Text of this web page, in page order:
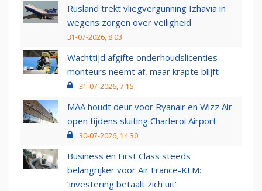
Rusland trekt vliegvergunning Izhavia in
wegens zorgen over veiligheid
31-07-2026, 8:03
Wachttijd afgifte onderhoudslicenties
monteurs neemt af, maar krapte blijft
31-07-2026, 7:15
MAA houdt deur voor Ryanair en Wizz Air
open tijdens sluiting Charleroi Airport
30-07-2026, 14:30
Business en First Class steeds
belangrijker voor Air France-KLM:
‘investering betaalt zich uit’